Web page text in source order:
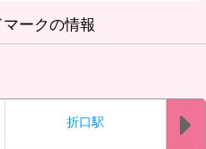
ークの情報
折口駅